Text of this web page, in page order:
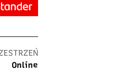
Online